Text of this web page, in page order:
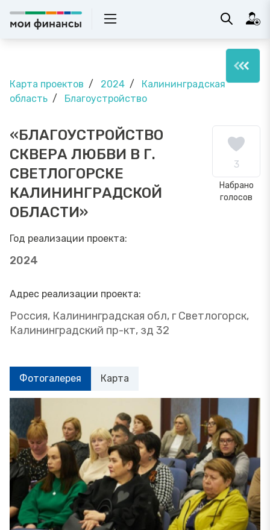
Карта проектов 2024
Калининградская
область
Благоустройство
«БЛАГОУСТРОЙСТВО
СКВЕРА ЛЮБВИ В Г.
СВЕТЛОГОРСКЕ
КАЛИНИНГРАДСКОЙ
ОБЛАСТИ»
3
Набрано
голосов
Год реализации проекта:
2024
Адрес реализации проекта:
Россия, Калининградская обл, г Светлогорск,
Калининградский пр-кт, зд 32
Фотогалерея Карта